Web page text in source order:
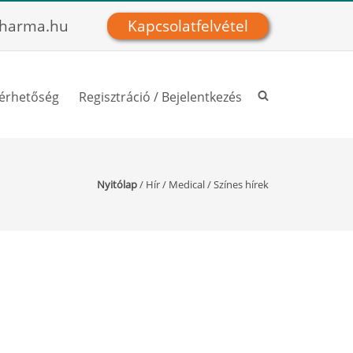
Kapcsolatfelvétel
Regisztráció / Bejelentkezés
Nyitólap/ Hír/ Medical/Színes hírek